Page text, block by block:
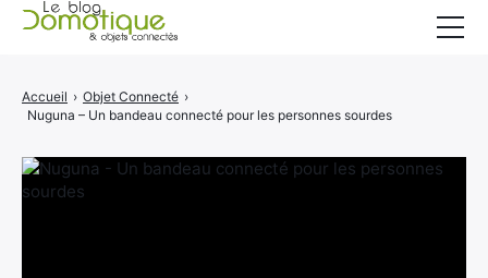
Accueil › Objet Connecté ›
Nuguna – Un bandeau connecté pour les personnes sourdes
Catégories
A propos